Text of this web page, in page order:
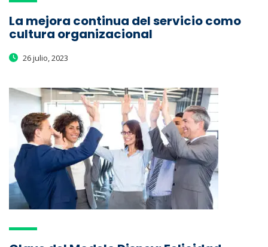
La mejora continua del servicio como
cultura organizacional
26 julio, 2023